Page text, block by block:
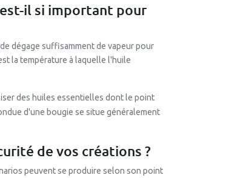
il si important pour
dégage suffisamment de vapeur pour
la température à laquelle l'huile
des huiles essentielles dont le point
d'une bougie se situe généralement
de vos créations ?
peuvent se produire selon son point